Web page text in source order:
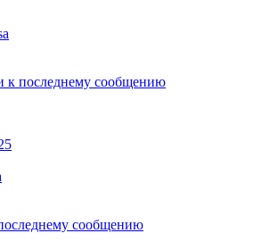
к последнему сообщению
сообщению